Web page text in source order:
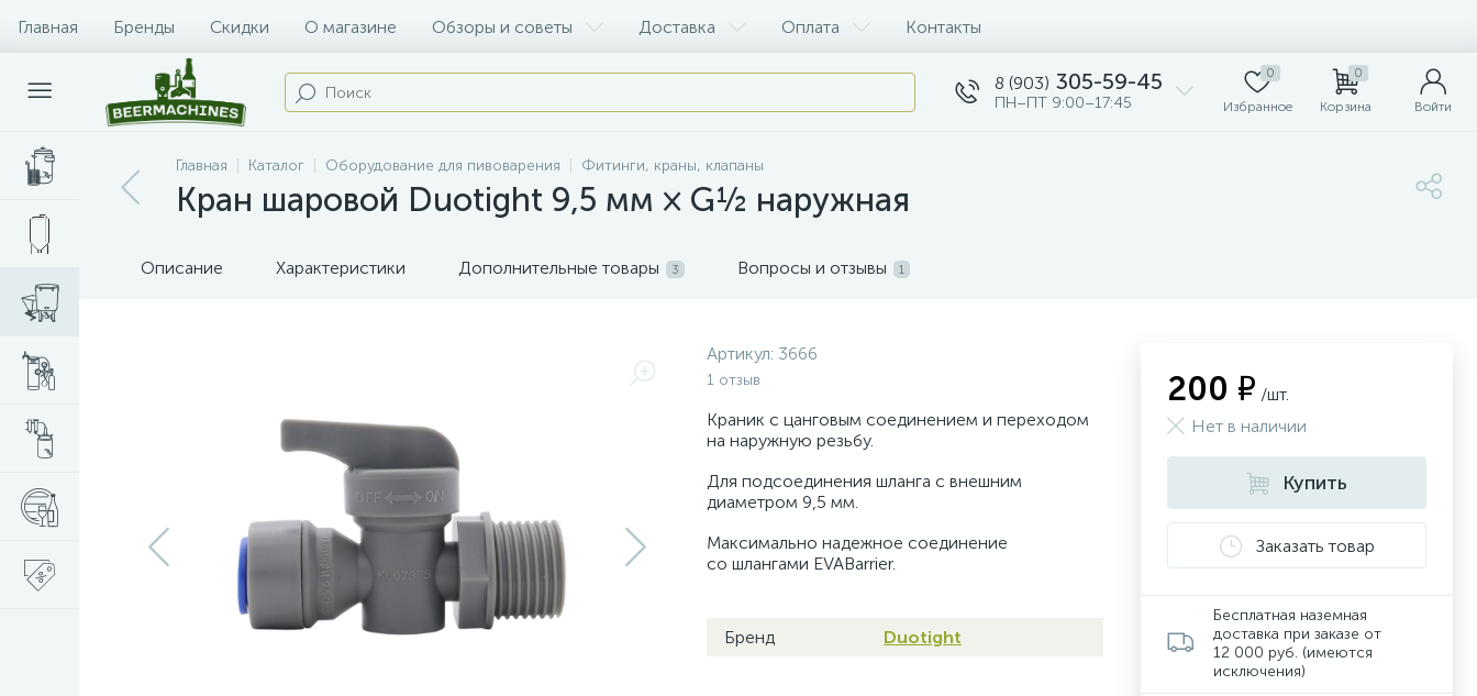
Главная Бренды Скидки О магазине Обзоры и советы Доставка Оплата Контакты
8 (903) 305-59-45
ПН–ПТ 9:00–17:45
0
Избранное
0
Корзина Войти
Главная Каталог Оборудование для пивоварения Фитинги, краны, клапаны
Кран шаровой Duotight 9,5 мм × G½ наружная
Описание Характеристики Дополнительные товары 3 Вопросы и отзывы 1
Артикул: 3666
1 отзыв
Краник с цанговым соединением и переходом
на наружную резьбу.
Для подсоединения шланга с внешним
диаметром 9,5 мм.
Максимально надежное соединение
со шлангами EVABarrier.
Бренд Duotight
200 ₽ /шт.
Нет в наличии
Купить
Заказать товар
Бесплатная наземная
доставка при заказе от
12 000 руб. (имеются
исключения)